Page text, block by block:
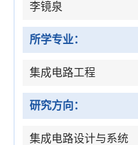
李镜泉
所学专业：
集成电路工程
研究方向：
集成电路设计与系统